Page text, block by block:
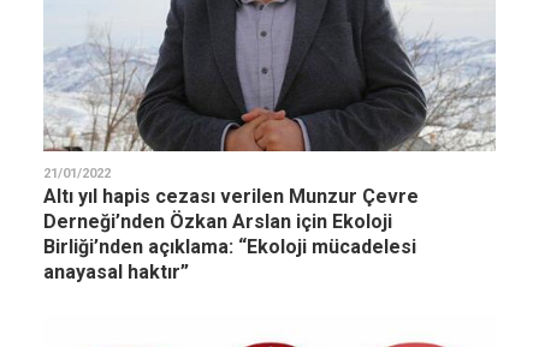
21/01/2022
Altı yıl hapis cezası verilen Munzur Çevre
Derneği’nden Özkan Arslan için Ekoloji
Birliği’nden açıklama: “Ekoloji mücadelesi
anayasal haktır”